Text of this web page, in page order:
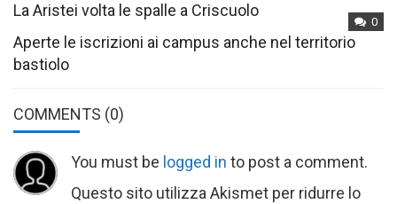
La Aristei volta le spalle a Criscuolo
0
Aperte le iscrizioni ai campus anche nel territorio
bastiolo
COMMENTS (0)
You must be logged in to post a comment.
Questo sito utilizza Akismet per ridurre lo